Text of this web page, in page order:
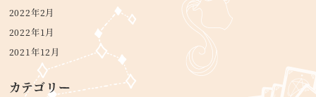
2022年2月
2022年1月
2021年12月
カテゴリー